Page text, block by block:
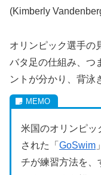
(Kimberly
オリンピック選手の
バタ足の仕組み、つ
ントが分かり、背泳
米国のオリンピッ
された「 GoSwim
チが練習方法を、